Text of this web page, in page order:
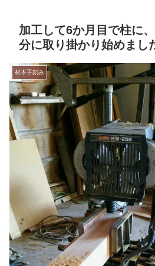
加工して6か月目で柱に
分に取り掛かり始めまし
材木手刻み